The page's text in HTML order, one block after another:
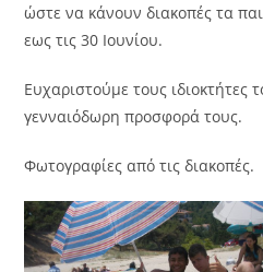
ώστε να κάνουν διακοπές τα
εως τις 30 Ιουνίου.
Ευχαριστούμε τους ιδιοκτήτες
γενναιόδωρη προσφορά τους.
Φωτογραφίες από τις διακοπές.